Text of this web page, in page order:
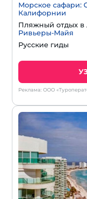
Морское сафари:
Калифорнии
Пляжный отдых в
Ривьеры-Майя
Русские гиды
Реклама: ООО